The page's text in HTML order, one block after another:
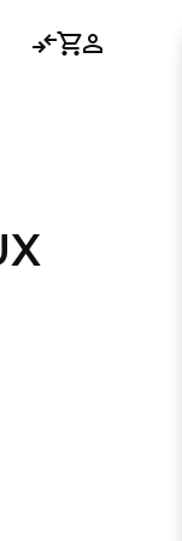
Usporedi
Košarica
Prijavi se